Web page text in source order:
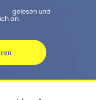
gelesen und
an.